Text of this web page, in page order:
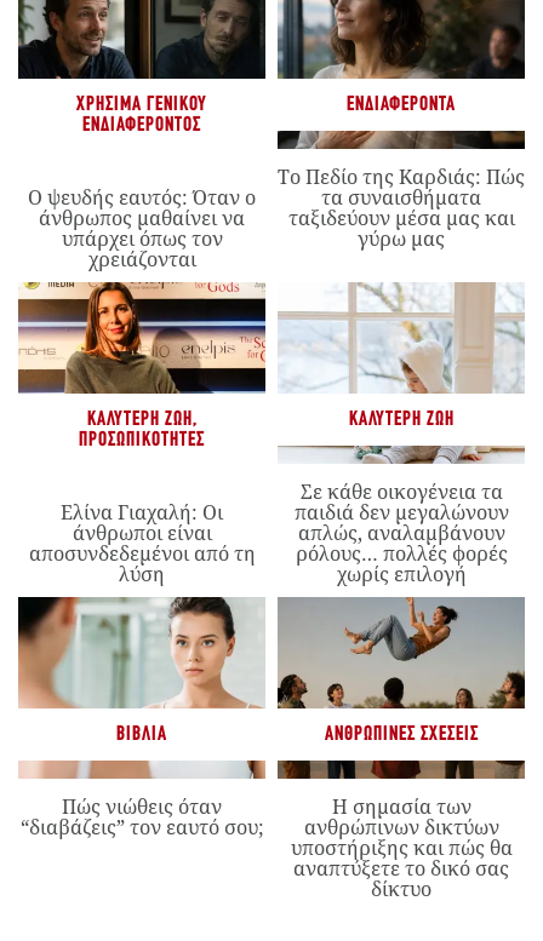
ΧΡΉΣΙΜΑ ΓΕΝΙΚΟΎ
ΕΝΔΙΑΦΈΡΟΝΤΟΣ
Ο ψευδής εαυτός: Όταν ο
άνθρωπος μαθαίνει να
υπάρχει όπως τον
χρειάζονται
ΕΝΔΙΑΦΈΡΟΝΤΑ
Το Πεδίο της Καρδιάς: Πώς
τα συναισθήματα
ταξιδεύουν μέσα μας και
γύρω μας
ΚΑΛΎΤΕΡΗ ΖΩΉ,
ΠΡΟΣΩΠΙΚΌΤΗΤΕΣ
Ελίνα Γιαχαλή: Οι
άνθρωποι είναι
αποσυνδεδεμένοι από τη
λύση
ΚΑΛΎΤΕΡΗ ΖΩΉ
Σε κάθε οικογένεια τα
παιδιά δεν μεγαλώνουν
απλώς, αναλαμβάνουν
ρόλους… πολλές φορές
χωρίς επιλογή
ΒΙΒΛΊΑ
Πώς νιώθεις όταν
“διαβάζεις” τον εαυτό σου;
ΑΝΘΡΏΠΙΝΕΣ ΣΧΈΣΕΙΣ
Η σημασία των
ανθρώπινων δικτύων
υποστήριξης και πώς θα
αναπτύξετε το δικό σας
δίκτυο